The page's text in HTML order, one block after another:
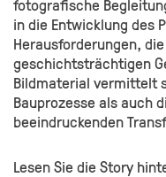
fotografische
in die Entwicklung des
Herausforderungen,
geschichtsträchtigen
Bildmaterial vermittelt
Bauprozesse als auch
beeindruckenden
Lesen Sie die Story